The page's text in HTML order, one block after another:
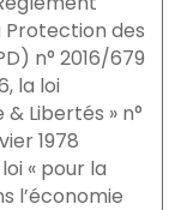
Protection des
n° 2016/679
la loi
Libertés » n°
1978
« pour la
l’économie